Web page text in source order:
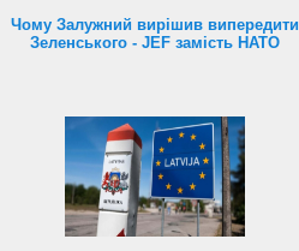
Чому Залужний вирішив випередити
Зеленського - JEF замість НАТО